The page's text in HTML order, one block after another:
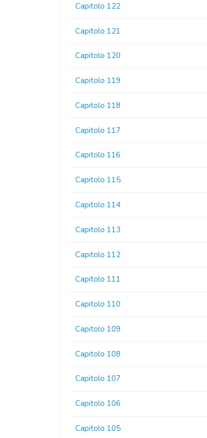
Capitolo 122
Capitolo 121
Capitolo 120
Capitolo 119
Capitolo 118
Capitolo 117
Capitolo 116
Capitolo 115
Capitolo 114
Capitolo 113
Capitolo 112
Capitolo 111
Capitolo 110
Capitolo 109
Capitolo 108
Capitolo 107
Capitolo 106
Capitolo 105